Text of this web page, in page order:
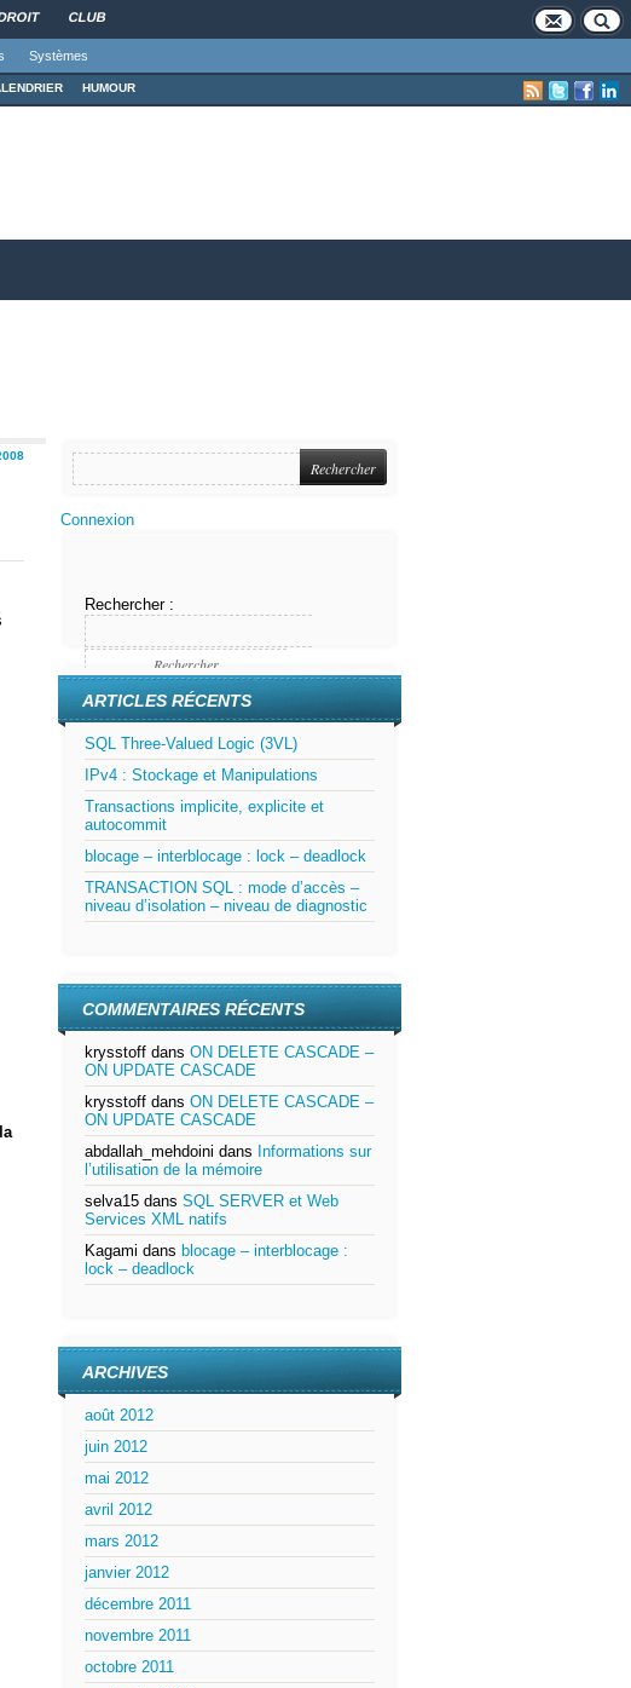
CLUB
Systèmes
HUMOUR
Connexion
Rechercher :
ARTICLES RÉCENTS
SQL Three-Valued Logic (3VL)
IPv4 : Stockage et Manipulations
Transactions implicite, explicite et
autocommit
blocage – interblocage : lock – deadlock
TRANSACTION SQL : mode d’accès –
niveau d’isolation – niveau de diagnostic
COMMENTAIRES RÉCENTS
krysstoff dans ON DELETE CASCADE –
ON UPDATE CASCADE
krysstoff dans ON DELETE CASCADE –
ON UPDATE CASCADE
abdallah_mehdoini dans Informations sur
l’utilisation de la mémoire
selva15 dans SQL SERVER et Web
Services XML natifs
Kagami dans blocage – interblocage :
lock – deadlock
ARCHIVES
août 2012
juin 2012
mai 2012
avril 2012
mars 2012
janvier 2012
décembre 2011
novembre 2011
octobre 2011